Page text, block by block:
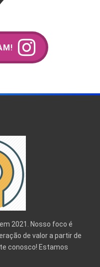
2021. Nosso foco é
de valor a partir de
conosco! Estamos